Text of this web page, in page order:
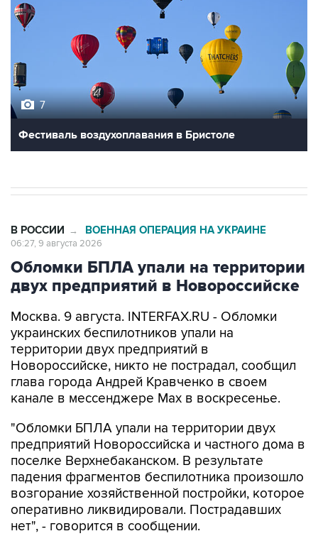
7
Фестиваль воздухоплавания в Бристоле
В РОССИИ → ВОЕННАЯ ОПЕРАЦИЯ НА УКРАИНЕ
06:27, 9 августа 2026
Обломки БПЛА упали на территории
двух предприятий в Новороссийске
Москва. 9 августа. INTERFAX.RU - Обломки
украинских беспилотников упали на
территории двух предприятий в
Новороссийске, никто не пострадал, сообщил
глава города Андрей Кравченко в своем
канале в мессенджере Max в воскресенье.
"Обломки БПЛА упали на территории двух
предприятий Новороссийска и частного дома в
поселке Верхнебаканском. В результате
падения фрагментов беспилотника произошло
возгорание хозяйственной постройки, которое
оперативно ликвидировали. Пострадавших
нет", - говорится в сообщении.